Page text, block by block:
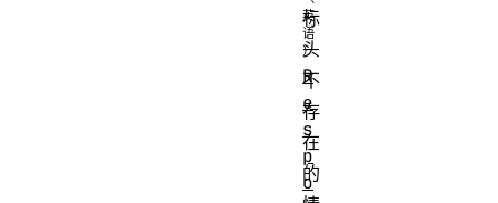
标
头
不
存
在
的
R
e
s
p
o